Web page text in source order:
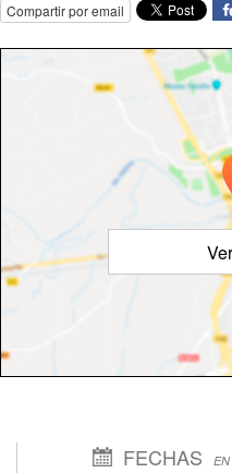
Compartir por email
FECHAS